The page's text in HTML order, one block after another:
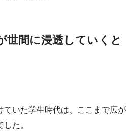
世間に浸透していくと
ていた学生時代は、ここまで広が
た。